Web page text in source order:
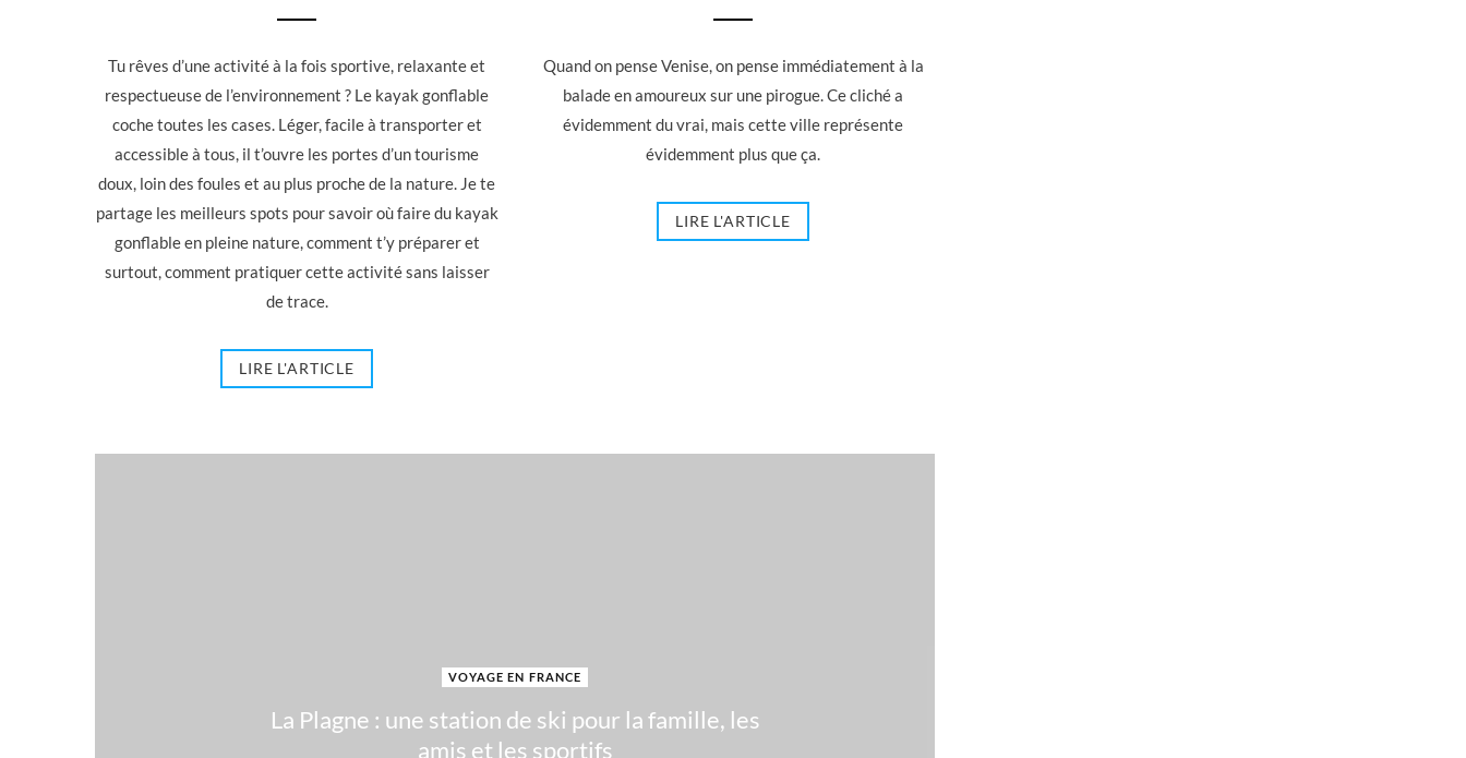
Tu rêves d’une activité à la fois sportive, relaxante et
respectueuse de l’environnement ? Le kayak gonflable
coche toutes les cases. Léger, facile à transporter et
accessible à tous, il t’ouvre les portes d’un tourisme
doux, loin des foules et au plus proche de la nature. Je te
partage les meilleurs spots pour savoir où faire du kayak
gonflable en pleine nature, comment t’y préparer et
surtout, comment pratiquer cette activité sans laisser
de trace.
LIRE L'ARTICLE
Quand on pense Venise, on pense immédiatement à la
balade en amoureux sur une pirogue. Ce cliché a
évidemment du vrai, mais cette ville représente
évidemment plus que ça.
LIRE L'ARTICLE
VOYAGE EN FRANCE
La Plagne : une station de ski pour la famille, les
amis et les sportifs